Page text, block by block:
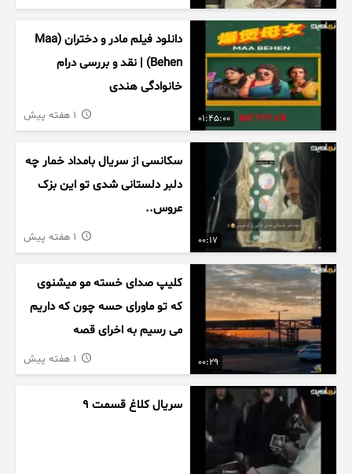
01:45:00
دانلود فیلم مادر و دختران (Maa
Behen) | نقد و بررسی درام
خانوادگی هندی
00:17
سکانسی از سریال بامداد خمار چه
دلبر دلستانی شدی تو این بزک
عروس..
00:29
کلیپ صدای خسته مو میشنوی
که تو ماورای حسه چون که داریم
می رسیم به اخرای قصه
سریال کلاغ قسمت 9